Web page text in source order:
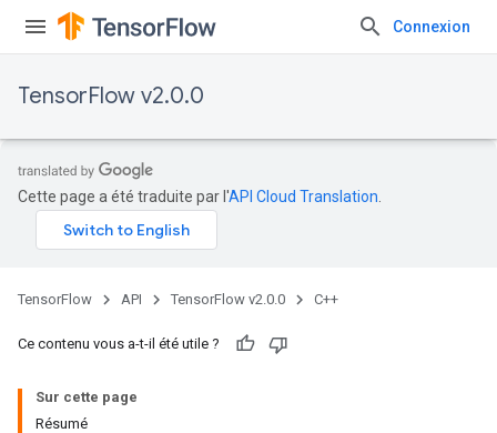
Connexion
TensorFlow v2.0.0
Cette page a été traduite par l'API Cloud Translation
TensorFlow API TensorFlow v2.0.0 C++
Ce contenu vous a-t-il été utile ?
Sur cette page
Résumé